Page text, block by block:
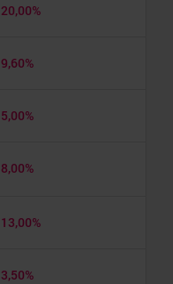
20,00%
9,60%
5,00%
8,00%
13,00%
3,50%